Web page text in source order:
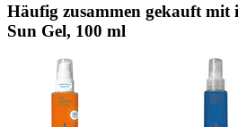
Häufig zusammen gekauft mit
Sun Gel, 100 ml